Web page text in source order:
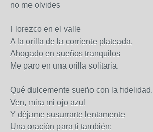
no me olvides
Florezco en el valle
A la orilla de la corriente plateada,
Ahogado en sueños tranquilos
Me paro en una orilla solitaria.
Qué dulcemente sueño con la fidelidad.
Ven, mira mi ojo azul
Y déjame susurrarte lentamente
Una oración para ti también: